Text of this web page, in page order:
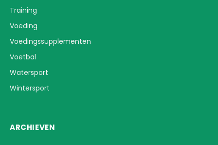
Training
Voeding
Voedingssupplementen
Voetbal
Watersport
Wintersport
ARCHIEVEN